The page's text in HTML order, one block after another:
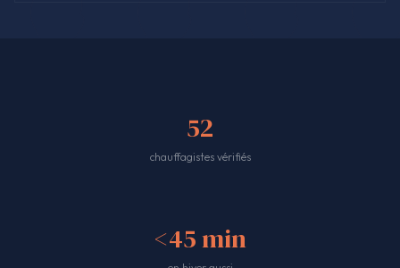
52
chauffagistes vérifiés
<45 min